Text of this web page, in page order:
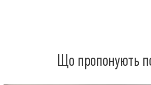
Що пропонують